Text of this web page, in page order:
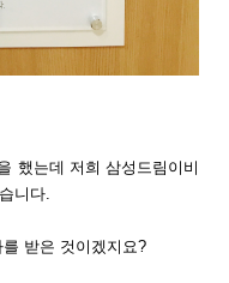
했는데 저희 삼성드림이비
니다.
받은 것이겠지요?